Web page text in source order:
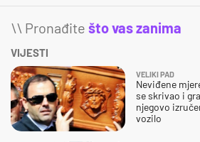
\\ Pronađite što vas zanima
VIJESTI
VELIKI PAD
Neviđene
se skrivao i
njegovo
vozilo